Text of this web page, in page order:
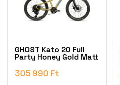
GHOST Kato 20 Full
Party Honey Gold Matt
305 990 Ft